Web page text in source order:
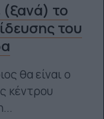
(ξανά) το
του
θα είναι ο
κέντρου